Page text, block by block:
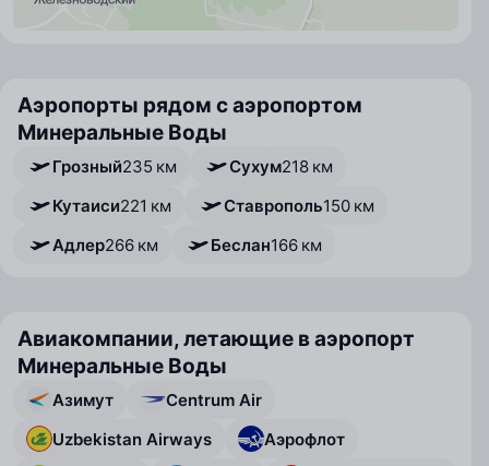
Аэропорты рядом с аэропортом
Минеральные Воды
Грозный235 км Сухум218 км
Кутаиси221 км Ставрополь150 км
Адлер266 км Беслан166 км
Авиакомпании, летающие в аэропорт
Минеральные Воды
Азимут
Centrum Air
Uzbekistan Airways
Аэрофлот